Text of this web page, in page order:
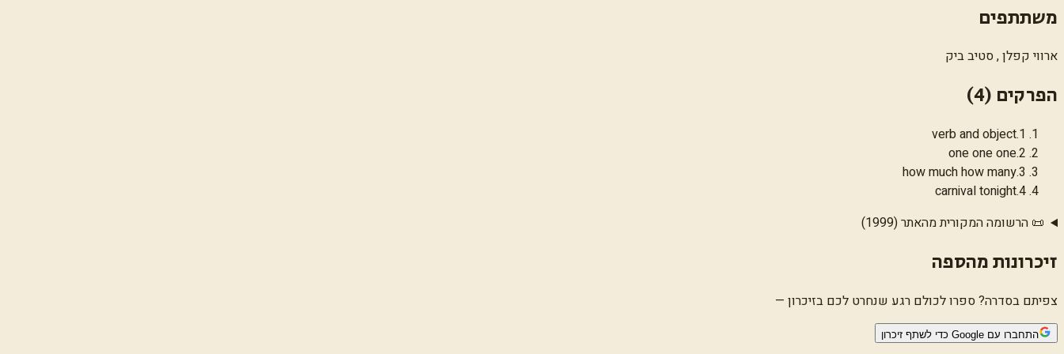
משתתפים
ארווי קפלן , סטיב ביק
הפרקים (4
)
1
.
verb and object
2
.
one one one
3
.
how much how many
4
.
carnival tonight
📜 הרשומה המקורית מהאתר (1999)
זיכרונות מהספה
צפיתם בסדרה? ספרו לכולם רגע שנחרט לכם בזיכרון —
התחברו עם Google כדי לשתף זיכרון